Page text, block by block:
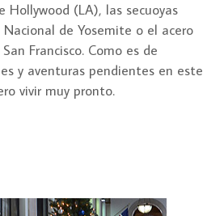
Hollywood (LA), las secuoyas
de Yosemite o el acero
Francisco. Como es de
y aventuras pendientes en este
vivir muy pronto.